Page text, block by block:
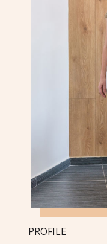
PROFILE